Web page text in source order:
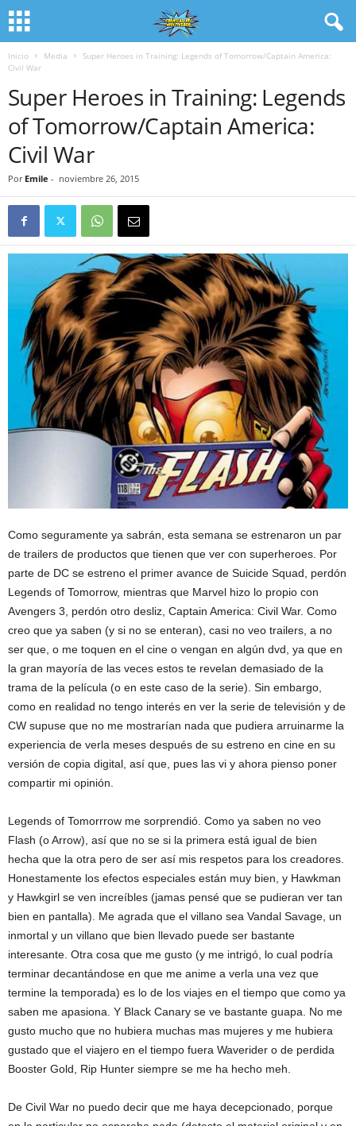
Inicio Media
Super Heroes in Training: Legends of Tomorrow/Captain America:
Civil War
Super Heroes in Training: Legends
of Tomorrow/Captain America:
Civil War
Por Emile - noviembre 26, 2015
Como seguramente ya sabrán, esta semana se estrenaron un par
de trailers de productos que tienen que ver con superheroes. Por
parte de DC se estreno el primer avance de Suicide Squad, perdón
Legends of Tomorrow, mientras que Marvel hizo lo propio con
Avengers 3, perdón otro desliz, Captain America: Civil War. Como
creo que ya saben (y si no se enteran), casi no veo trailers, a no
ser que, o me toquen en el cine o vengan en algún dvd, ya que en
la gran mayoría de las veces estos te revelan demasiado de la
trama de la película (o en este caso de la serie). Sin embargo,
como en realidad no tengo interés en ver la serie de televisión y de
CW supuse que no me mostrarían nada que pudiera arruinarme la
experiencia de verla meses después de su estreno en cine en su
versión de copia digital, así que, pues las vi y ahora pienso poner
compartir mi opinión.
Legends of Tomorrrow me sorprendió. Como ya saben no veo
Flash (o Arrow), así que no se si la primera está igual de bien
hecha que la otra pero de ser así mis respetos para los creadores.
Honestamente los efectos especiales están muy bien, y Hawkman
y Hawkgirl se ven increíbles (jamas pensé que se pudieran ver tan
bien en pantalla). Me agrada que el villano sea Vandal Savage, un
inmortal y un villano que bien llevado puede ser bastante
interesante. Otra cosa que me gusto (y me intrigó, lo cual podría
terminar decantándose en que me anime a verla una vez que
termine la temporada) es lo de los viajes en el tiempo que como ya
saben me apasiona. Y Black Canary se ve bastante guapa. No me
gusto mucho que no hubiera muchas mas mujeres y me hubiera
gustado que el viajero en el tiempo fuera Waverider o de perdida
Booster Gold, Rip Hunter siempre se me ha hecho meh.
De Civil War no puedo decir que me haya decepcionado, porque